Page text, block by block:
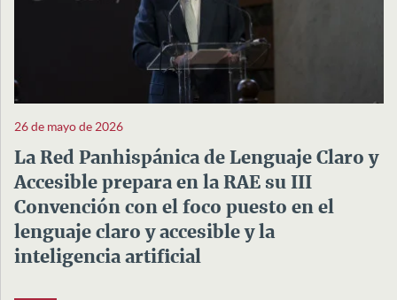
26 de mayo de 2026
La Red Panhispánica de Lenguaje Claro y
Accesible prepara en la RAE su III
Convención con el foco puesto en el
lenguaje claro y accesible y la
inteligencia artificial